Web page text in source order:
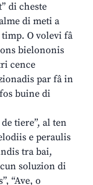
di cheste
di meti a
O volevi fâ
bielononis
cence
par fâ in
buine di
tiere”, al ten
e peraulis
tra bai,
soluzion di
“Ave, o